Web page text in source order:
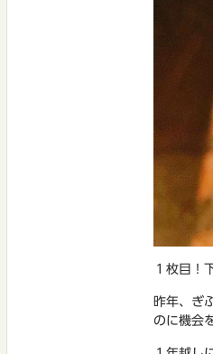
１枚目！
昨年、ぎ
のに機会